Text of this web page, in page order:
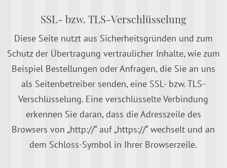
SSL- bzw. TLS-Verschlüsselung
Diese Seite nutzt aus Sicherheitsgründen und zum
Schutz der Übertragung vertraulicher Inhalte, wie zum
Beispiel Bestellungen oder Anfragen, die Sie an uns
als Seitenbetreiber senden, eine SSL- bzw. TLS-
Verschlüsselung. Eine verschlüsselte Verbindung
erkennen Sie daran, dass die Adresszeile des
Browsers von „http://“ auf „https://“ wechselt und an
dem Schloss-Symbol in Ihrer Browserzeile.